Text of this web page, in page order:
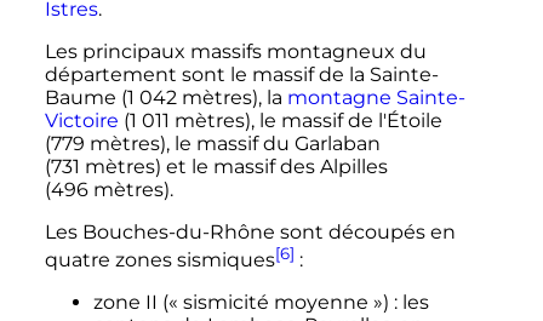
Istres.
Les principaux massifs montagneux du
département sont le massif de la Sainte-
Baume (1 042 mètres), la montagne Sainte-
Victoire (1 011 mètres), le massif de l'Étoile
(779 mètres), le massif du Garlaban
(731 mètres) et le massif des Alpilles
(496 mètres).
Les Bouches-du-Rhône sont découpés en
quatre zones sismiques[6] :
zone II (« sismicité moyenne ») : les